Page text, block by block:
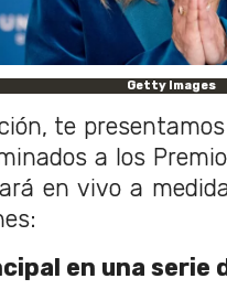
Getty Images
te
a los
en vivo a
en una serie